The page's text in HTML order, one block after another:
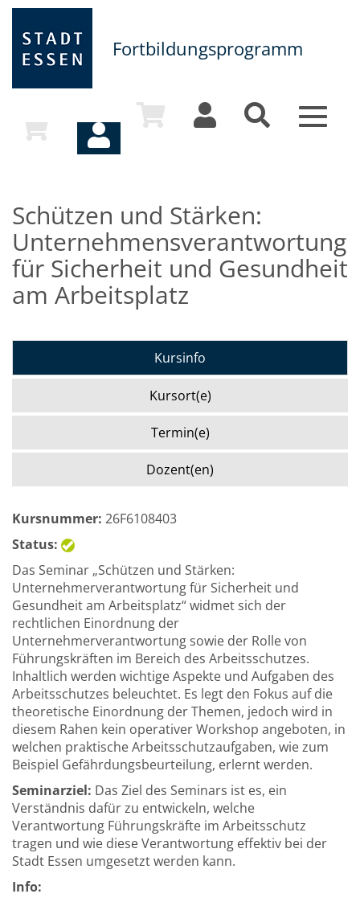
Fortbildungsprogramm
Toggle
Schützen und Stärken:
Unternehmensverantwortung
für Sicherheit und Gesundheit
am Arbeitsplatz
Kursinfo
Kursort(e)
Termin(e)
Dozent(en)
Kursnummer: 26F6108403
Status:
Das Seminar „Schützen und Stärken:
Unternehmerverantwortung für Sicherheit und
Gesundheit am Arbeitsplatz“ widmet sich der
rechtlichen Einordnung der
Unternehmerverantwortung sowie der Rolle von
Führungskräften im Bereich des Arbeitsschutzes.
Inhaltlich werden wichtige Aspekte und Aufgaben des
Arbeitsschutzes beleuchtet. Es legt den Fokus auf die
theoretische Einordnung der Themen, jedoch wird in
diesem Rahen kein operativer Workshop angeboten, in
welchen praktische Arbeitsschutzaufgaben, wie zum
Beispiel Gefährdungsbeurteilung, erlernt werden.
Seminarziel: Das Ziel des Seminars ist es, ein
Verständnis dafür zu entwickeln, welche
Verantwortung Führungskräfte im Arbeitsschutz
tragen und wie diese Verantwortung effektiv bei der
Stadt Essen umgesetzt werden kann.
Info: